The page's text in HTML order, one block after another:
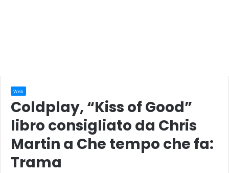
Web
Coldplay, “Kiss of Good”
libro consigliato da Chris
Martin a Che tempo che fa:
Trama